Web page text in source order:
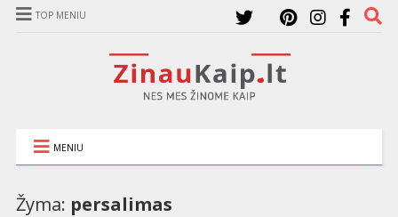
TOP MENIU
MENIU
Žyma: persalimas